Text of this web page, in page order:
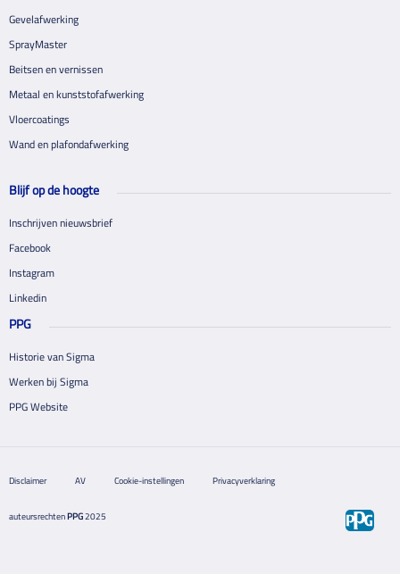
Gevelafwerking
SprayMaster
Beitsen en vernissen
Metaal en kunststofafwerking
Vloercoatings
Wand en plafondafwerking
Blijf op de hoogte
Inschrijven nieuwsbrief
Facebook
Instagram
Linkedin
PPG
Historie van Sigma
Werken bij Sigma
PPG Website
Disclaimer AV Cookie-instellingen Privacyverklaring
auteursrechtenPPG2025